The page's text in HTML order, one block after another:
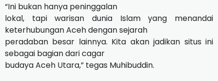
“Ini bukan hanya peninggalan
lokal, tapi warisan dunia Islam yang menandai
keterhubungan Aceh dengan sejarah
peradaban besar lainnya. Kita akan jadikan situs ini
sebagai bagian dari cagar
budaya Aceh Utara,” tegas Muhibuddin.